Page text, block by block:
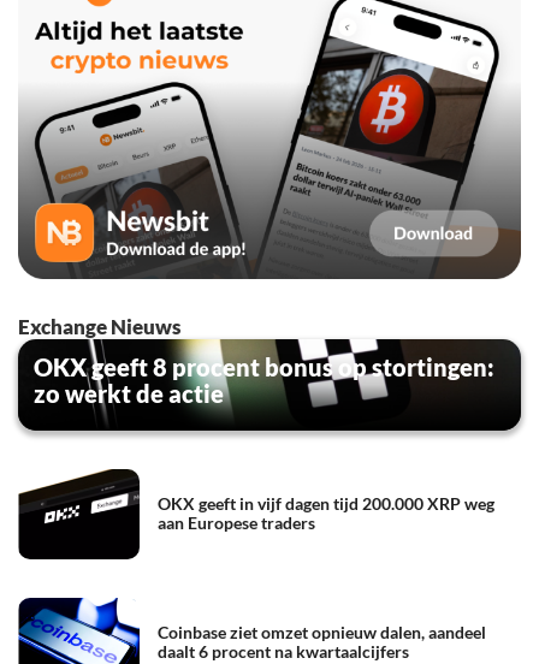
Exchange Nieuws
OKX geeft 8 procent bonus op stortingen:
zo werkt de actie
OKX geeft in vijf dagen tijd 200.000 XRP weg
aan Europese traders
Coinbase ziet omzet opnieuw dalen, aandeel
daalt 6 procent na kwartaalcijfers